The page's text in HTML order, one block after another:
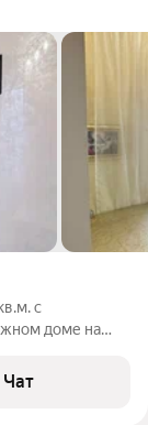
с
доме на
Чат